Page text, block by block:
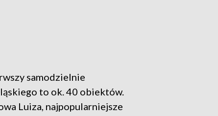
samodzielnie
to ok. 40 obiektów.
Luiza, najpopularniejsze